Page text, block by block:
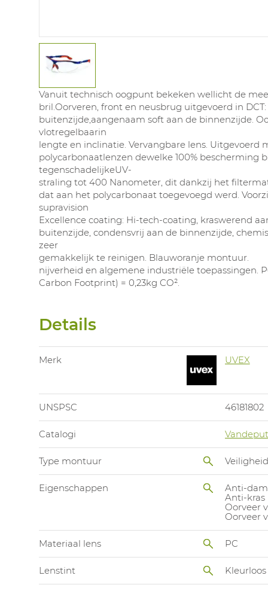
Vanuit technisch oogpunt bekeken wellicht de
bril.Oorveren, front en neusbrug uitgevoerd in
buitenzijde,aangenaam soft aan de binnenzijde.
vlotregelbaarin
lengte en inclinatie. Vervangbare lens. Uitgevoerd
polycarbonaatlenzen dewelke 100% bescherming
tegenschadelijkeUV-
straling tot 400 Nanometer, dit dankzij het
dat aan het polycarbonaat toegevoegd werd.
supravision
Excellence coating: Hi-tech-coating, kraswerend
buitenzijde, condensvrij aan de binnenzijde,
zeer
gemakkelijk te reinigen. Blauworanje montuur.
nijverheid en algemene industriële toepassingen.
Carbon Footprint) = 0,23kg CO².
Details
Merk UVEX
UNSPSC 46181802
Catalogi
Type montuur
Eigenschappen
Anti-
Anti-kras
Oorveer
Oorveer
Materiaal lens PC
Lenstint Kleurloos